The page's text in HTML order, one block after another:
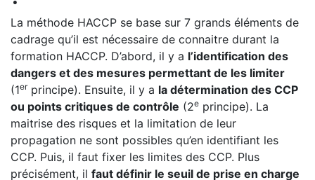
La méthode HACCP se base sur 7 grands éléments de
cadrage qu’il est nécessaire de connaitre durant la
formation HACCP. D’abord, il y a l’identification des
dangers et des mesures permettant de les limiter
(1erprincipe). Ensuite, il y a la détermination des CCP
ou points critiques de contrôle (2e principe). La
maitrise des risques et la limitation de leur
propagation ne sont possibles qu’en identifiant les
CCP. Puis, il faut fixer les limites des CCP. Plus
précisément, il faut définir le seuil de prise en charge